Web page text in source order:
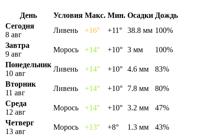
День Условия Макс. Мин. Осадки Дождь
Сегодня
8 авг
Ливень +16° +11° 38.8 мм 100%
Завтра
9 авг
Морось +14° +10° 3 мм
100%
Понедельник
10 авг
Ливень +14° +10° 4.6 мм
83%
Вторник
11 авг
Ливень +14° +10° 7.8 мм
80%
Среда
12 авг
Морось +14° +10° 3.2 мм
47%
Четверг
13 авг
Морось +13° +8° 1.3 мм
43%